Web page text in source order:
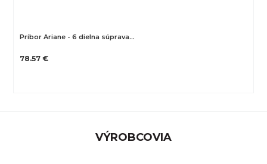
Príbor Ariane - 6 dielna súprava…
78.57 €
VÝROBCOVIA